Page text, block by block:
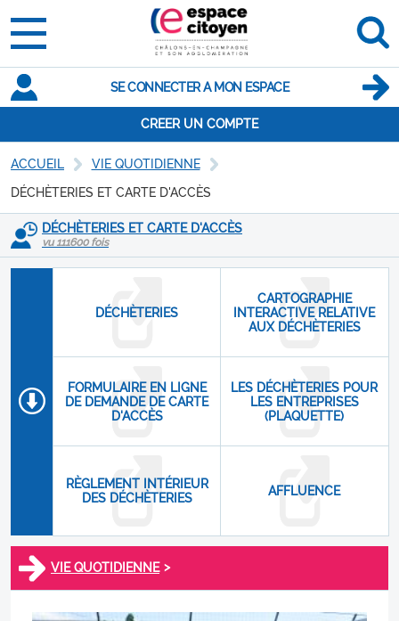
SE CONNECTER A MON ESPACE
CREER UN COMPTE
ACCUEIL
VIE QUOTIDIENNE
DÉCHÈTERIES ET CARTE D'ACCÈS
DÉCHÈTERIES ET CARTE D'ACCÈS
vu 111600 fois
DÉCHÈTERIES
CARTOGRAPHIE
INTERACTIVE RELATIVE
AUX DÉCHÈTERIES
FORMULAIRE EN LIGNE
DE DEMANDE DE CARTE
D'ACCÈS
LES DÉCHÈTERIES POUR
LES ENTREPRISES
(PLAQUETTE)
RÈGLEMENT INTÉRIEUR
DES DÉCHÈTERIES
AFFLUENCE
VIE QUOTIDIENNE >